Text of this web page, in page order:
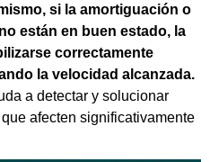
si la amortiguación o
están en buen estado, la
correctamente
la velocidad alcanzada.
a detectar y solucionar
afecten significativamente